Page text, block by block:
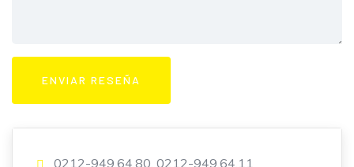
0212-949.64.80, 0212-949.64.11